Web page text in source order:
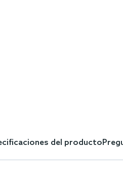
del producto